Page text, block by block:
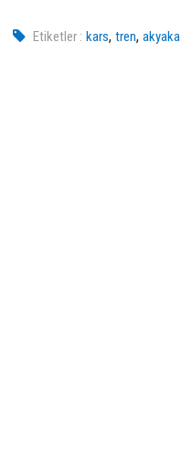
Etiketler : kars,tren,akyaka